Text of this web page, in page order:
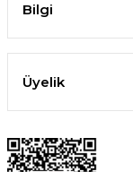
Bilgi
Üyelik